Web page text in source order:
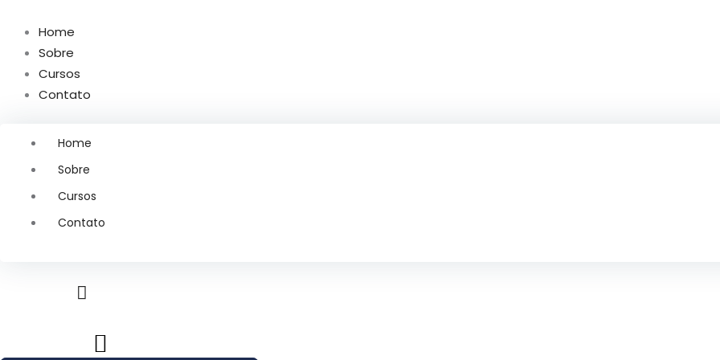
para
conteúdo
Home
Sobre
Cursos
Contato
Home
Sobre
Cursos
Contato